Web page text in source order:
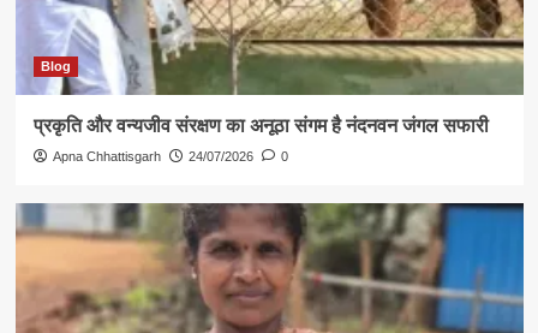
Blog
प्रकृति और वन्यजीव संरक्षण का अनूठा संगम है नंदनवन जंगल सफारी
Apna Chhattisgarh 24/07/2026 0